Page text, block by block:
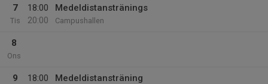
7
Tis
18:00
20:00
Medeldistanstränings
Campushallen
8
Ons
9
18:00
Medeldistansträning